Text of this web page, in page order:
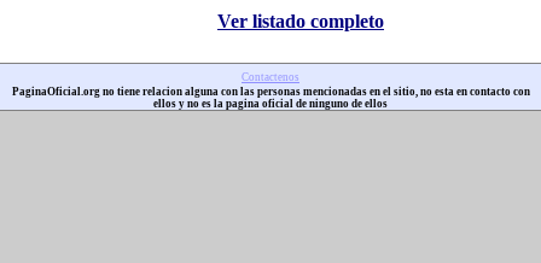
Ver listado completo
Contactenos
PaginaOficial.org no tiene relacion alguna con las personas mencionadas en el sitio, no esta en contacto con
ellos y no es la pagina oficial de ninguno de ellos